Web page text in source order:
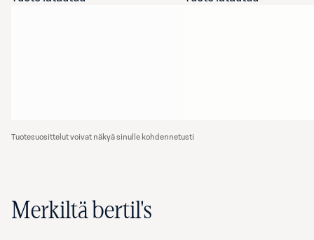
Tuotesuosittelut voivat näkyä sinulle kohdennetusti
Merkiltä bertil's